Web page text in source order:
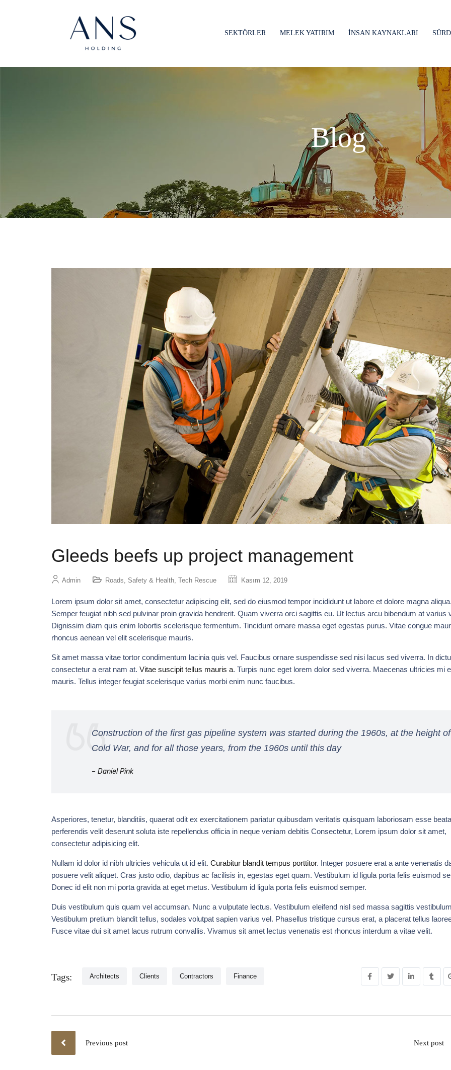
SEKTÖRLER MELEK YATIRIM İNSAN KAYNAKLARI
Blog
Gleeds beefs up project management
Admin Roads Safety & Health Tech Rescue Kasım 12, 2019
Lorem ipsum dolor sit amet, consectetur adipiscing elit, sed do eiusmod tempor incididunt ut labore et dolore magna
Semper feugiat nibh sed pulvinar proin gravida hendrerit. Quam viverra orci sagittis eu. Ut lectus arcu bibendum at varius
Dignissim diam quis enim lobortis scelerisque fermentum. Tincidunt ornare massa eget egestas purus. Vitae congue
rhoncus aenean vel elit scelerisque mauris.
Sit amet massa vitae tortor condimentum lacinia quis vel. Faucibus ornare suspendisse sed nisi lacus sed viverra. In
consectetur a erat nam at. Vitae suscipit tellus mauris a. Turpis nunc eget lorem dolor sed viverra. Maecenas ultricies mi
mauris. Tellus integer feugiat scelerisque varius morbi enim nunc faucibus.
Construction of the first gas pipeline system was started during the 1960s, at the height
Cold War, and for all those years, from the 1960s until this day
– Daniel Pink
Asperiores, tenetur, blanditiis, quaerat odit ex exercitationem pariatur quibusdam veritatis quisquam laboriosam esse
perferendis velit deserunt soluta iste repellendus officia in neque veniam debitis Consectetur, Lorem ipsum dolor sit amet,
consectetur adipisicing elit.
Nullam id dolor id nibh ultricies vehicula ut id elit. Curabitur blandit tempus porttitor. Integer posuere erat a ante venenatis
posuere velit aliquet. Cras justo odio, dapibus ac facilisis in, egestas eget quam. Vestibulum id ligula porta felis euismod
Donec id elit non mi porta gravida at eget metus. Vestibulum id ligula porta felis euismod semper.
Duis vestibulum quis quam vel accumsan. Nunc a vulputate lectus. Vestibulum eleifend nisl sed massa sagittis
Vestibulum pretium blandit tellus, sodales volutpat sapien varius vel. Phasellus tristique cursus erat, a placerat tellus
Fusce vitae dui sit amet lacus rutrum convallis. Vivamus sit amet lectus venenatis est rhoncus interdum a vitae velit.
Tags: Architects Clients Contractors Finance
Previous post Next post